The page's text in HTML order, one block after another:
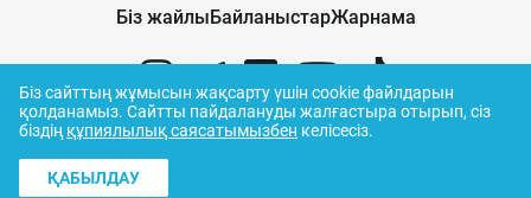
Біз жайлыБайланыстарЖарнама
© ORDA,2026
Біз сайттың жұмысын жақсарту үшін cookie файлдарын
қолданамыз. Сайтты пайдалануды жалғастыра отырып, сіз
біздің құпиялылық саясатымызбен келісесіз.
ҚАБЫЛДАУ